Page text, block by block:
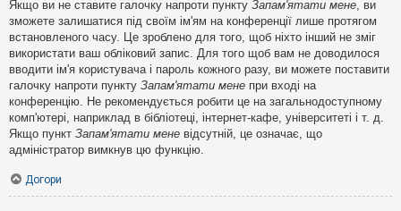
Якщо ви не ставите галочку напроти пункту Запам'ятати мене , ви
зможете залишатися під своїм ім'ям на конференції лише протягом
встановленого часу. Це зроблено для того, щоб ніхто інший не зміг
використати ваш обліковий запис. Для того щоб вам не доводилося
вводити ім'я користувача і пароль кожного разу, ви можете поставити
галочку напроти пункту Запам'ятати мене при вході на
конференцію. Не рекомендується робити це на загальнодоступному
комп'ютері, наприклад в бібліотеці, інтернет-кафе, університеті і т. д.
Якщо пункт Запам'ятати мене відсутній, це означає, що
адміністратор вимкнув цю функцію.
Догори